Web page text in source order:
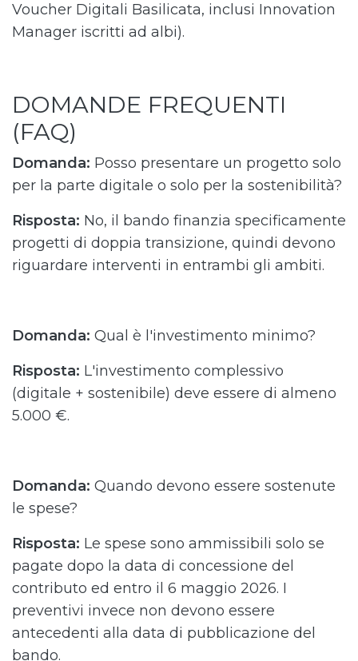
Voucher Digitali Basilicata, inclusi Innovation
Manager iscritti ad albi).
DOMANDE FREQUENTI
(FAQ)
Domanda: Posso presentare un progetto solo
per la parte digitale o solo per la sostenibilità?
Risposta: No, il bando finanzia specificamente
progetti di doppia transizione, quindi devono
riguardare interventi in entrambi gli ambiti.
Domanda: Qual è l'investimento minimo?
Risposta: L'investimento complessivo
(digitale + sostenibile) deve essere di almeno
5.000 €.
Domanda: Quando devono essere sostenute
le spese?
Risposta: Le spese sono ammissibili solo se
pagate dopo la data di concessione del
contributo ed entro il 6 maggio 2026. I
preventivi invece non devono essere
antecedenti alla data di pubblicazione del
bando.